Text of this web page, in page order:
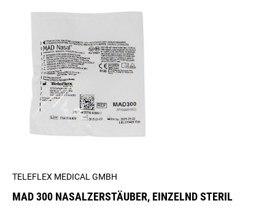
TELEFLEX MEDICAL GMBH
MAD 300 NASALZERSTÄUBER, EINZELND STERIL